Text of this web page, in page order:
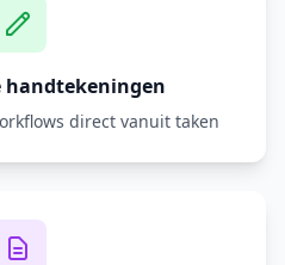
handtekeningen
direct vanuit taken